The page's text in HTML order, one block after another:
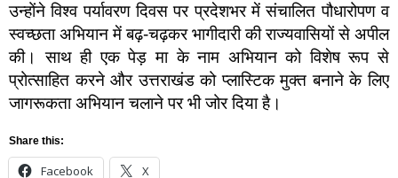
उन्होंने विश्व पर्यावरण दिवस पर प्रदेशभर में संचालित पौधारोपण व
स्वच्छता अभियान में बढ़-चढ़कर भागीदारी की राज्यवासियों से अपील
की। साथ ही एक पेड़ मा के नाम अभियान को विशेष रूप से
प्रोत्साहित करने और उत्तराखंड को प्लास्टिक मुक्त बनाने के लिए
जागरूकता अभियान चलाने पर भी जोर दिया है।
Share this:
Facebook X